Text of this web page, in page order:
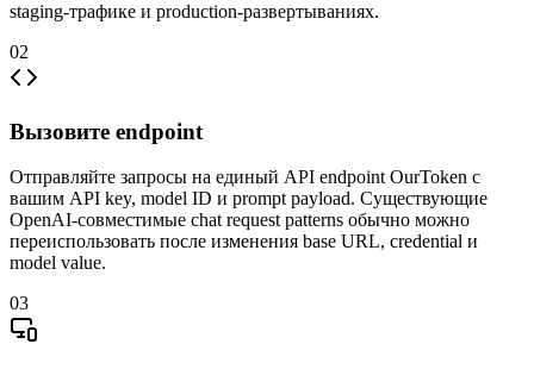
staging-трафике и production-развертываниях.
02
Вызовите endpoint
Отправляйте запросы на единый API endpoint OurToken с
вашим API key, model ID и prompt payload. Существующие
OpenAI-совместимые chat request patterns обычно можно
переиспользовать после изменения base URL, credential и
model value.
03